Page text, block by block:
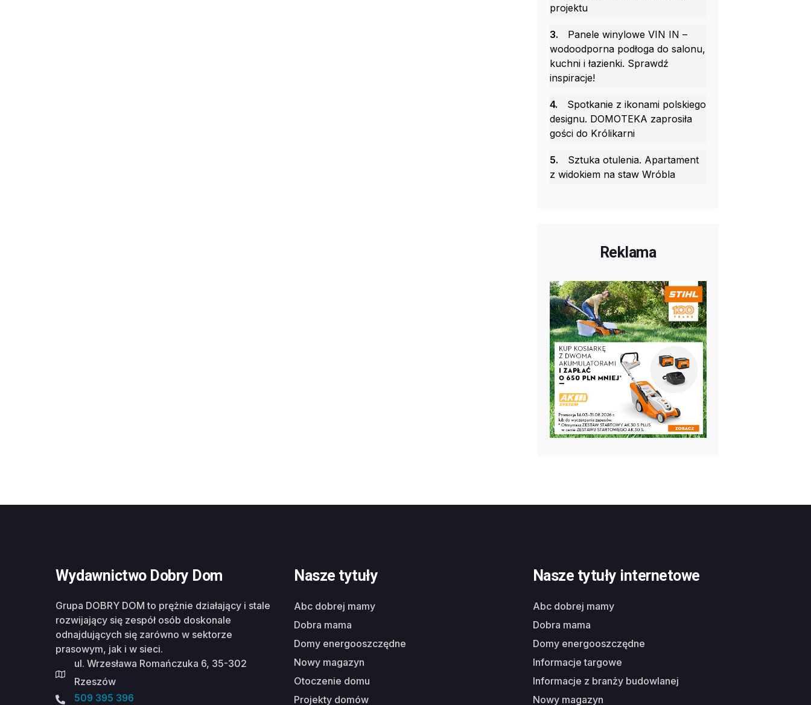
projektu
3.
Panele winylowe VIN IN –
wodoodporna podłoga do salonu,
kuchni i łazienki. Sprawdź
inspiracje!
4.
Spotkanie z ikonami polskiego
designu. DOMOTEKA zaprosiła
gości do Królikarni
5.
Sztuka otulenia. Apartament
z widokiem na staw Wróbla
Reklama
Wydawnictwo Dobry Dom
Grupa DOBRY DOM to prężnie działający i stale
rozwijający się zespół osób doskonale
odnajdujących się zarówno w sektorze
prasowym, jak i w sieci.
ul. Wrzesława Romańczuka 6, 35-302
Rzeszów
509 395 396
Nasze tytuły
abc dobrej mamy
dobra mama
domy energooszczędne
nowy magazyn
otoczenie domu
projekty domów
Nasze tytuły internetowe
abc dobrej mamy
dobra mama
domy energooszczędne
informacje targowe
informacje z branży budowlanej
nowy magazyn